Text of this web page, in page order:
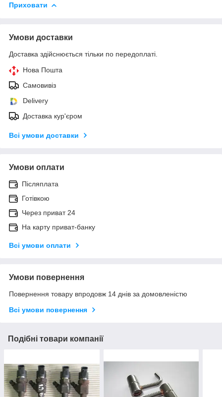
Приховати
Умови доставки
Доставка здійснюється тільки по передоплаті.
Нова Пошта
Самовивіз
Delivery
Доставка кур'єром
Всі умови доставки
Умови оплати
Післяплата
Готівкою
Через приват 24
На карту приват-банку
Всі умови оплати
Умови повернення
Повернення товару впродовж 14 днів за домовленістю
Всі умови повернення
Подібні товари компанії